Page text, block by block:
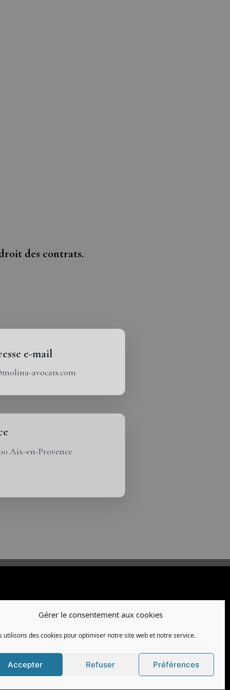
Gérer le consentement aux cookies
utilisons des cookies pour optimiser notre site web et notre service.
Accepter Refuser Préférences
des contrats.
e-mail
avocats.com
Aix-en-Provence